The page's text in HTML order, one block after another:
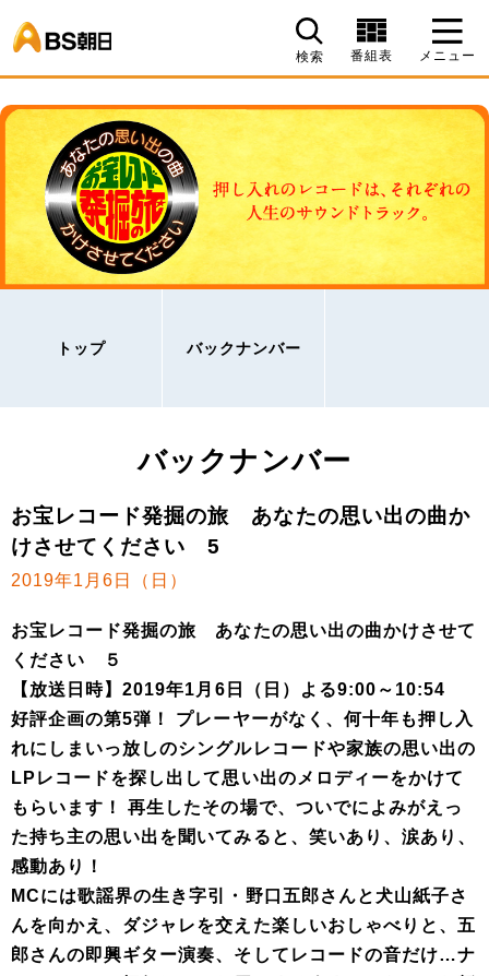
検索 番組表 メニュー
トップ バックナンバー
バックナンバー
お宝レコード発掘の旅 あなたの思い出の曲か
けさせてください 5
2019年1月6日（日）
お宝レコード発掘の旅 あなたの思い出の曲かけさせて
ください ５
【放送日時】2019年1月6日（日）よる9:00～10:54
好評企画の第5弾！ プレーヤーがなく、何十年も押し入
れにしまいっ放しのシングルレコードや家族の思い出の
LPレコードを探し出して思い出のメロディーをかけて
もらいます！ 再生したその場で、ついでによみがえっ
た持ち主の思い出を聞いてみると、笑いあり、涙あり、
感動あり！
MCには歌謡界の生き字引・野口五郎さんと犬山紙子さ
んを向かえ、ダジャレを交えた楽しいおしゃべりと、五
郎さんの即興ギター演奏、そしてレコードの音だけ…ナ